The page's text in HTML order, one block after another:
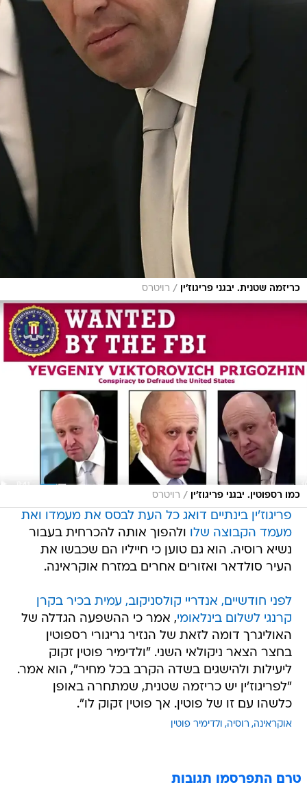
כריזמה שטנית. יבגני פריגוז'ין / רויטרס
כמו רספוטין. יבגני פריגוז'ין / רויטרס
פריגוז'ין בינתיים דואג כל העת לבסס את מעמדו ואת
מעמד הקבוצה שלו ולהפוך אותה להכרחית בעבור
נשיא רוסיה. הוא גם טוען כי חייליו הם שכבשו את
העיר סולדאר ואזורים אחרים במזרח אוקראינה.
לפני חודשיים, אנדריי קולסניקוב, עמית בכיר בקרן
קרנגי לשלום בינלאומי, אמר כי ההשפעה הגדלה של
האוליגרך דומה לזאת של הנזיר גריגורי רספוטין
בחצר הצאר ניקולאי השני. "ולדימיר פוטין זקוק
ליעילות ולהישגים בשדה הקרב בכל מחיר", הוא אמר.
"לפריגוז'ין יש כריזמה שטנית, שמתחרה באופן
כלשהו עם זו של פוטין. אך פוטין זקוק לו".
אוקראינה רוסיה ולדימיר פוטין
טרם התפרסמו תגובות